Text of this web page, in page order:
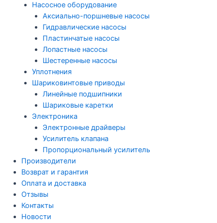
Насосное оборудование
Аксиально-поршневые насосы
Гидравлические насосы
Пластинчатые насосы
Лопастные насосы
Шестеренные насосы
Уплотнения
Шариковинтовые приводы
Линейные подшипники
Шариковые каретки
Электроника
Электронные драйверы
Усилитель клапана
Пропорциональный усилитель
Производители
Возврат и гарантия
Оплата и доставка
Отзывы
Контакты
Новости